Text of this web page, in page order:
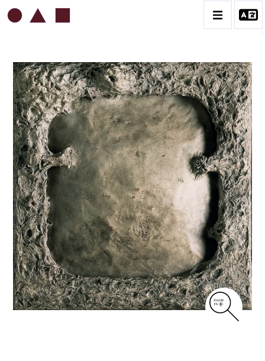
ROBERT MALAVAL
BIOGRAPHIE
CATALOGUE DES OEUVRES
CONTACT